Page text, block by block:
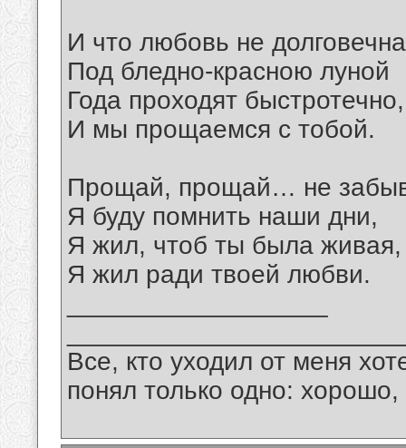
И что любовь не
Под бледно-красною луной
Года проходят быстротечно,
И мы прощаемся с тобой.
Прощай, прощай… не
Я буду помнить наши дни,
Я жил, чтоб ты была живая,
Я жил ради твоей любви.
Все, кто уходил от меня
понял только одно: